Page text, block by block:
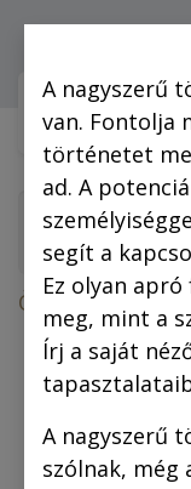
Összes termék
Beszterce
A nagyszerű
van. Fontolja
történetet
ad. A
segít a
Ez olyan
meg, mint a
Írj a saját
A nagyszerű
szólnak, még